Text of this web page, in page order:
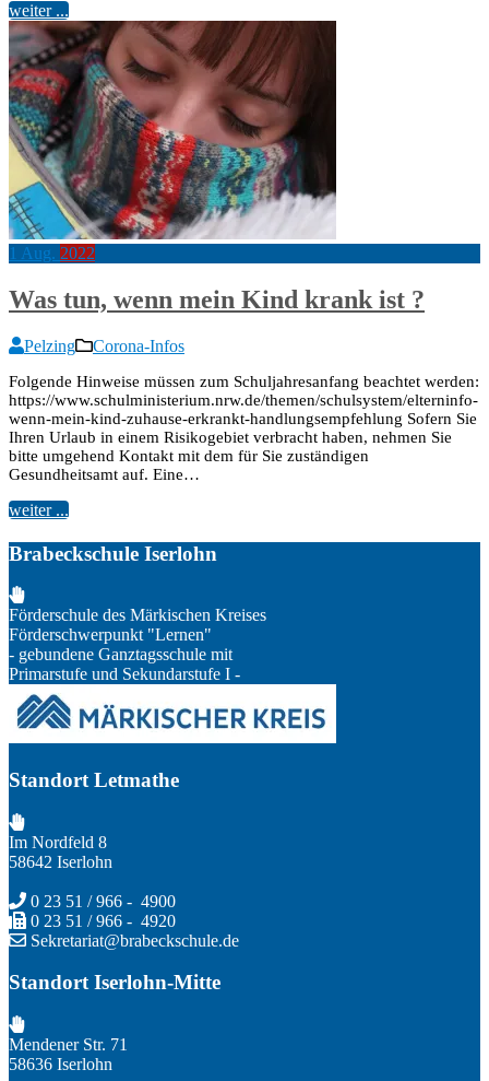
weiter ...
1 Aug. 2022
Was tun, wenn mein Kind krank ist ?
Pelzing Corona-Infos
Folgende Hinweise müssen zum Schuljahresanfang beachtet werden:
https://www.schulministerium.nrw.de/themen/schulsystem/elterninfo-
wenn-mein-kind-zuhause-erkrankt-handlungsempfehlung Sofern Sie
Ihren Urlaub in einem Risikogebiet verbracht haben, nehmen Sie
bitte umgehend Kontakt mit dem für Sie zuständigen
Gesundheitsamt auf. Eine…
weiter ...
Brabeckschule Iserlohn
Förderschule des Märkischen Kreises
Förderschwerpunkt "Lernen"
- gebundene Ganztagsschule mit
Primarstufe und Sekundarstufe I -
Standort Letmathe
Im Nordfeld 8
58642 Iserlohn
0 23 51 / 966 - 4900
0 23 51 / 966 - 4920
Sekretariat@brabeckschule.de
Standort Iserlohn-Mitte
Mendener Str. 71
58636 Iserlohn